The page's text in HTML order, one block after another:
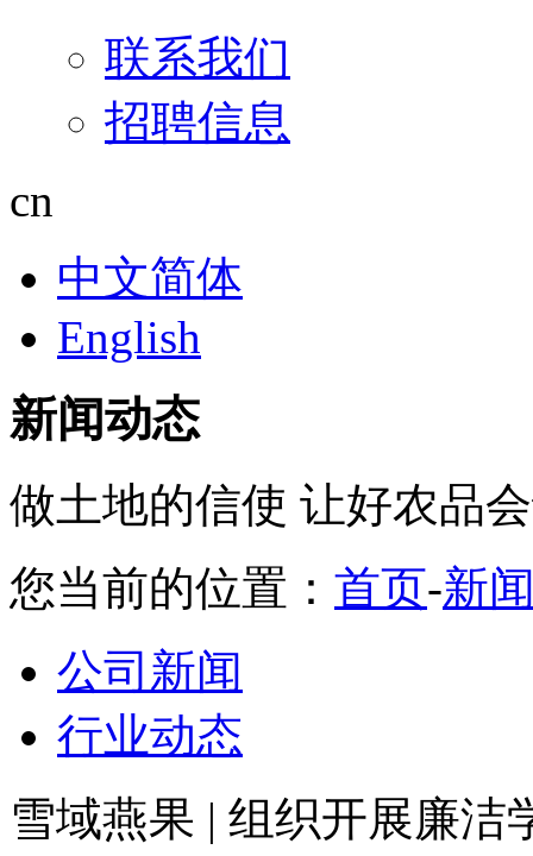
联系我们
招聘信息
cn
中文简体
English
新闻动态
做土地的信使 让好农品
您当前的位置： 首页-新
公司新闻
行业动态
雪域燕果 | 组织开展廉洁